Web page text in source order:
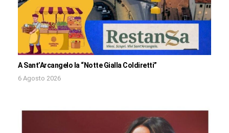
A Sant’Arcangelo la “Notte Gialla Coldiretti”
6 Agosto 2026